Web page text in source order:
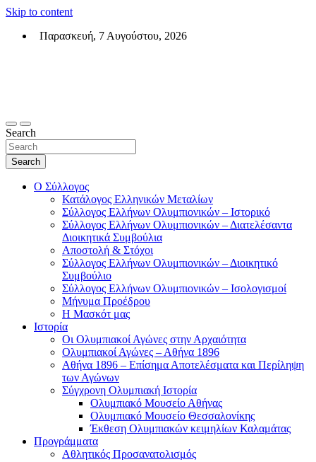
Skip to content
Παρασκευή, 7 Αυγούστου, 2026
Search
Search
Ο Σύλλογος
Κατάλογος Ελληνικών Μεταλίων
Σύλλογος Ελλήνων Ολυμπιονικών – Ιστορικό
Σύλλογος Ελλήνων Ολυμπιονικών – Διατελέσαντα
Διοικητικά Συμβούλια
Αποστολή & Στόχοι
Σύλλογος Ελλήνων Ολυμπιονικών – Διοικητικό
Συμβούλιο
Σύλλογος Ελλήνων Ολυμπιονικών – Ισολογισμοί
Μήνυμα Προέδρου
Η Μασκότ μας
Ιστορία
Οι Ολυμπιακοί Αγώνες στην Αρχαιότητα
Ολυμπιακοί Αγώνες – Αθήνα 1896
Αθήνα 1896 – Επίσημα Αποτελέσματα και Περίληψη
των Αγώνων
Σύγχρονη Ολυμπιακή Ιστορία
Ολυμπιακό Μουσείο Αθήνας
Ολυμπιακό Μουσείο Θεσσαλονίκης
Έκθεση Ολυμπιακών κειμηλίων Καλαμάτας
Προγράμματα
Αθλητικός Προσανατολισμός